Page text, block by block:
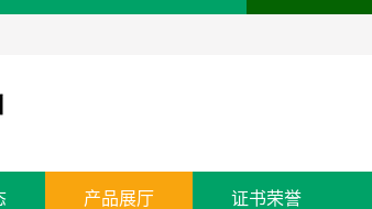
产品展厅 证书荣誉